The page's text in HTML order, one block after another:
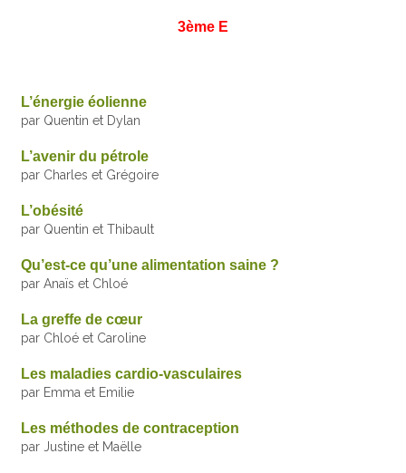
3ème E
L’énergie éolienne
par Quentin et Dylan
L’avenir du pétrole
par Charles et Grégoire
L’obésité
par Quentin et Thibault
Qu’est-ce qu’une alimentation saine ?
par Anaïs et Chloé
La greffe de cœur
par Chloé et Caroline
Les maladies cardio-vasculaires
par Emma et Emilie
Les méthodes de contraception
par Justine et Maëlle